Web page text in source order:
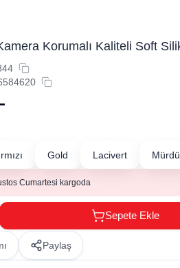
Korumalı Kaliteli Soft
Gold Lacivert
Cumartesi kargoda
Sepete Ekle
Paylaş